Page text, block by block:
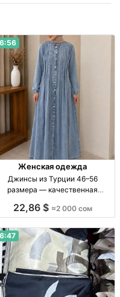
Женская одежда
Джинсы из Турции 46–56
размера — качественная
Турции, р-р 46–56, качеств.
22,86 $ ≈2 000 сом